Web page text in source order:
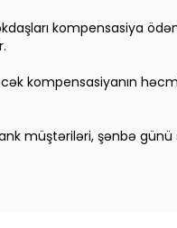
kompensasiya
kompensasiyanın
müştəriləri, şənbə